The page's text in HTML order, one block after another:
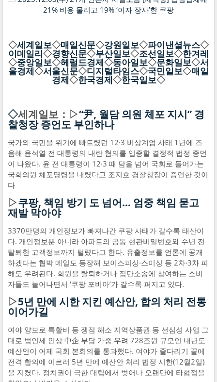
◇세계일보◇매일신문◇강원일보◇파이낸셜뉴스◇
이데일리◇경향신문◇부산일보◇조선일보◇한겨레
◇중앙일보◇헤럴드경제◇동아일보◇문화일보◇서
울경제◇서울신문◇디지털타임스◇국민일보◇매일
경제◇한국경제◇한국일보◇
◇세계일보：▷“尹, 월담 의원 체포 지시” 경
찰청장 증언도 부인하나
국가와 국민을 위기에 빠트렸던 12·3 비상계엄 사태 1년에 즈
음해 윤석열 전 대통령의 내란 혐의를 입증할 결정적 법정 증언
이 나왔다. 윤 전 대통령이 12·3 때 담을 넘어 국회로 들어가는
국회의원 체포명령을 내렸다고 조지호 경찰청장이 증언한 것이
다
▷쿠팡, 책임 방기 도 넘어… 엄중 책임 묻고
재발 막아야
3370만명의 개인정보가 빠져나간 쿠팡 사태가 갈수록 태산이
다. 개인정보뿐 아니라 아파트의 공동 현관비밀번호와 수년 전
탈퇴한 고객정보까지 털렸다고 한다. 유출정보를 언론에 공개
하겠다는 협박 메일도 등장해 보이스피싱·스미싱 등 2차·3차 피
해도 우려된다. 회원을 탈퇴하거나 집단소송에 참여하는 소비
자들도 늘어나면서 ‘쿠팡 포비아’가 갈수록 퍼지고 있다.
▷5년 만에 시한 지킨 예산안, 합의 처리 전통
이어가길
여야 양보로 특활비 등 쟁점 해소 지역상품권 등 선심성 사업 그
대로 법인세 인상 中企 부담 가중 우려 728조원 규모인 내년도
예산안이 어제 국회 본회의를 통과했다. 여야가 줄다리기 끝에
전격 합의에 이르러 5년 만에 예산안 처리 법정 시한(12월2일)
을 지켰다. 정치권이 극한 대립에서 벗어나 오랜만에 타협점을